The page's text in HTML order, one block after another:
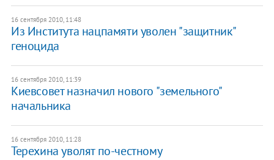
16 сентября 2010, 11:48
Из Института нацпамяти уволен "защитник"
геноцида
16 сентября 2010, 11:39
Киевсовет назначил нового "земельного"
начальника
16 сентября 2010, 11:28
Терехина уволят по-честному